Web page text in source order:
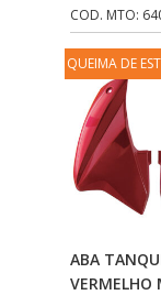
COD. MTO:
QUEIMA DE
ABA
VERMELHO